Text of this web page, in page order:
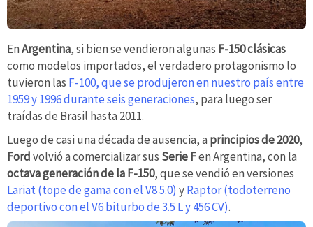
EnArgentina, si bien se vendieron algunas F-150 clásicas
como modelos importados, el verdadero protagonismo lo
tuvieron las F-100, que se produjeron en nuestro país entre
1959 y 1996durante seis generaciones, para luego ser
traídas de Brasil hasta 2011.
Luego de casi una década de ausencia, a principios de 2020,
Fordvolvió a comercializar sus Serie Fen Argentina, con la
octava generación de la F-150, que se vendió en versiones
Lariat (tope de gama con el V8 5.0) yRaptor (todoterreno
deportivo con el V6 biturbo de 3.5 L y 456 CV).